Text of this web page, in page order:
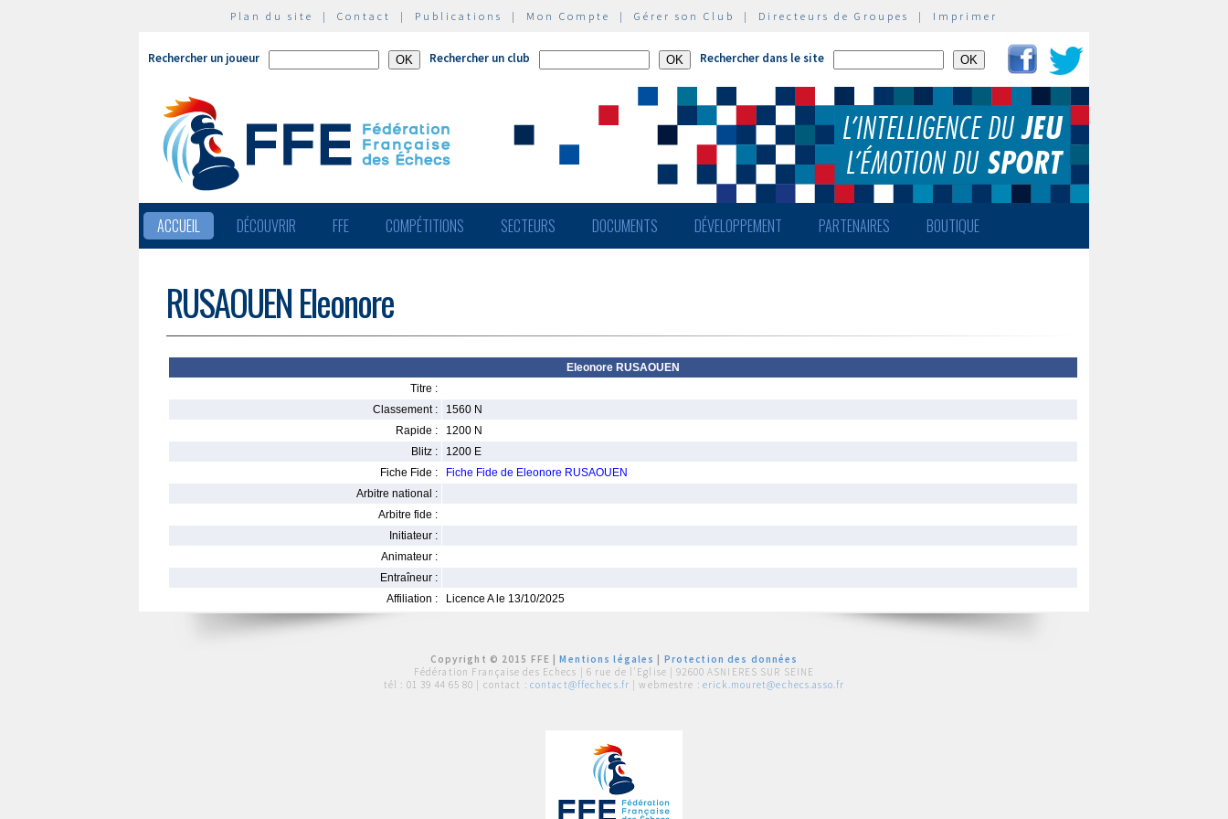
Plan du site | Contact | Publications | Mon Compte | Gérer son Club | Directeurs de Groupes | Imprimer
Rechercher un joueur Rechercher un club Rechercher dans le site
ACCUEIL DÉCOUVRIR FFE COMPÉTITIONS SECTEURS DOCUMENTS DÉVELOPPEMENT PARTENAIRES BOUTIQUE
RUSAOUEN Eleonore
Eleonore RUSAOUEN
Titre :
Classement :
1560 N
Rapide :
1200 N
Blitz :
1200 E
Fiche Fide :
Fiche Fide de Eleonore RUSAOUEN
Arbitre national :
Arbitre fide :
Initiateur :
Animateur :
Entraîneur :
Affiliation :
Licence A le 13/10/2025
Copyright © 2015 FFE |Mentions légales
Protection des données
Fédération Française des Echecs | 6 rue de l'Eglise | 92600 ASNIERES SUR SEINE
tél : 01 39 44 65 80 | contact : contact@ffechecs.fr | webmestre : erick.mouret@echecs.asso.fr